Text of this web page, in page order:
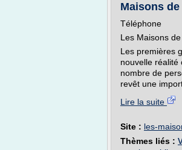
Maisons
Téléphone
Les Maisons
Les premières
nouvelle réalité
nombre de
revêt une
Lire la suite
Site : les-
Thèmes liés :